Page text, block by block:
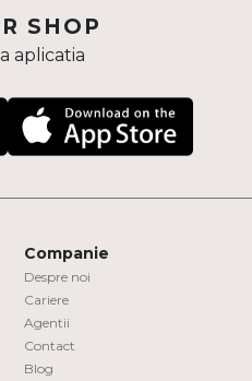
SHOP
aplicatia
Companie
Despre noi
Cariere
Agentii
Contact
Blog